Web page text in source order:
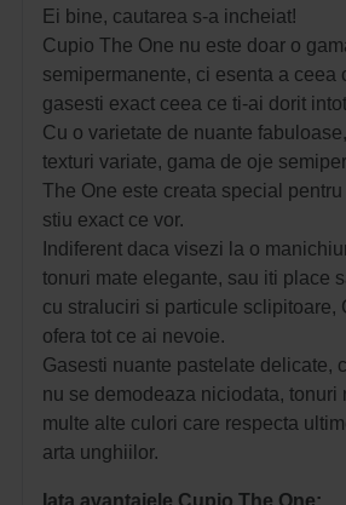
Ei bine, cautarea s-a incheiat!
Cupio The One nu este doar o
semipermanente, ci esenta a ceea
gasesti exact ceea ce ti-ai dorit
Cu o varietate de nuante
texturi variate, gama de oje
The One este creata special
stiu exact ce vor.
Indiferent daca visezi la o
tonuri mate elegante, sau iti place
cu straluciri si particule sclipitoare,
ofera tot ce ai nevoie.
Gasesti nuante pastelate delicate,
nu se demodeaza niciodata, tonuri
multe alte culori care respecta
arta unghiilor.
Iata avantajele Cupio The One: